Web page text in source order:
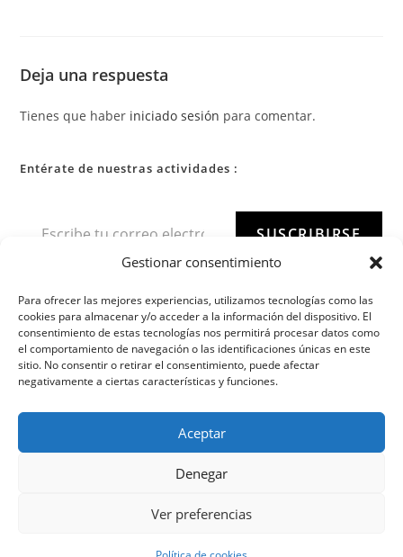
Gestionar consentimiento
Para ofrecer las mejores experiencias, utilizamos tecnologías como las
cookies para almacenar y/o acceder a la información del dispositivo. El
consentimiento de estas tecnologías nos permitirá procesar datos como
el comportamiento de navegación o las identificaciones únicas en este
sitio. No consentir o retirar el consentimiento, puede afectar
negativamente a ciertas características y funciones.
Aceptar
Denegar
Ver preferencias
Deja una respuesta
Tienes que haber iniciado sesión para comentar.
Entérate de nuestras actividades :
SUSCRIBIRSE